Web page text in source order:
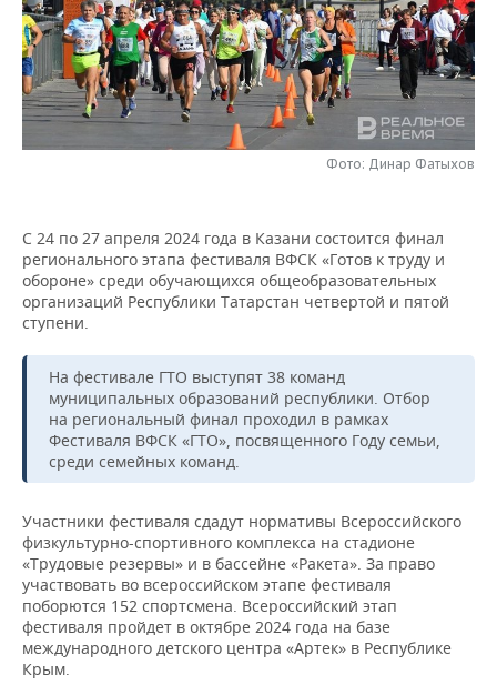
НЕФТЕХИМИЯ
НЕФТЬ
ОПК
РОЗНИЧНАЯ ТОРГОВЛЯ
ТРАНСПОРТ
НОВОСТИ ТЕХНОЛОГИЙ
IT
МЕРОПРИЯТИЯ
НОВОСТИ МЕРОПРИЯТИЙ
ВЫЕЗДНАЯ РЕДАКЦИЯ
ONLINE-КОНФЕРЕНЦИИ
ОТКРЫТАЯ ЛЕКЦИЯ
СПОРТ
НОВОСТИ СПОРТА
ХОККЕЙ
БАСКЕТБОЛ
КИБЕРСПОРТ
ФИГУРНОЕ КАТАНИЕ
ХОККЕЙ С МЯЧОМ
ОБЩЕСТВО
ВЛАСТЬ
ИНФРАСТРУКТУРА
КУЛЬТУРА
МЕДИЦИНА
ПРОИСШЕСТВИЯ
СЮЖЕТЫ
СПРАВОЧНИК
СПИСОК КОМПАНИЙ
Фото: Динар Фатыхов
С 24 по 27 апреля 2024 года в Казани состоится финал
регионального этапа фестиваля ВФСК «Готов к труду и
обороне» среди обучающихся общеобразовательных
организаций Республики Татарстан четвертой и пятой
ступени.
На фестивале ГТО выступят 38 команд
муниципальных образований республики. Отбор
на региональный финал проходил в рамках
Фестиваля ВФСК «ГТО», посвященного Году семьи,
среди семейных команд.
Участники фестиваля сдадут нормативы Всероссийского
физкультурно-спортивного комплекса на стадионе
«Трудовые резервы» и в бассейне «Ракета». За право
участвовать во всероссийском этапе фестиваля
поборются 152 спортсмена. Всероссийский этап
фестиваля пройдет в октябре 2024 года на базе
международного детского центра «Артек» в Республике
Крым.